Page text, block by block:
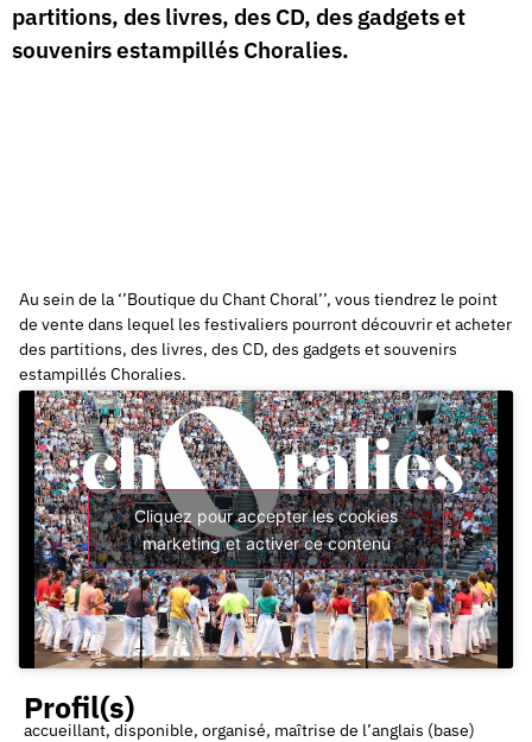
partitions, des livres, des CD, des gadgets et
souvenirs estampillés Choralies.
Au sein de la ‘’Boutique du Chant Choral’’, vous tiendrez le point
de vente dans lequel les festivaliers pourront découvrir et acheter
des partitions, des livres, des CD, des gadgets et souvenirs
estampillés Choralies.
Cliquez pour accepter les cookies
marketing et activer ce contenu
Profil(s)
accueillant, disponible, organisé, maîtrise de l’anglais (base)